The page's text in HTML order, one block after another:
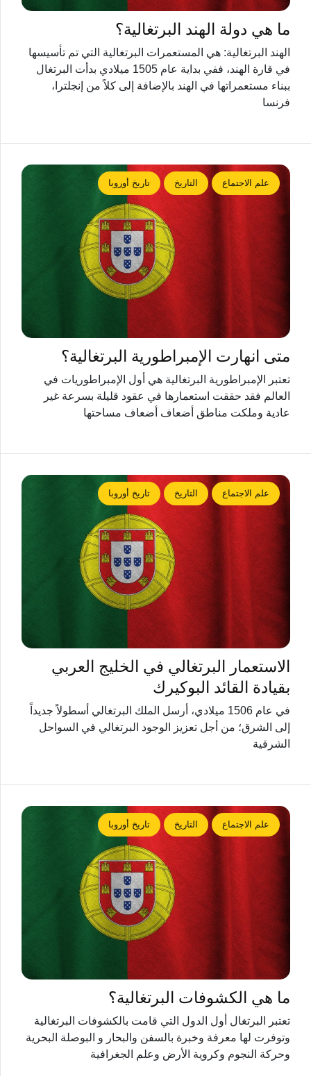
ما هي دولة الهند البرتغالية؟
الهند البرتغالية: هي المستعمرات البرتغالية التي تم تأسيسها
في قارة الهند، ففي بداية عام 1505 ميلادي بدأت البرتغال
ببناء مستعمراتها في الهند بالإضافة إلى كلاً من إنجلترا،
فرنسا
علم الاجتماع التاريخ تاريخ أوروبا
متى انهارت الإمبراطورية البرتغالية؟
تعتبر الإمبراطورية البرتغالية هي أول الإمبراطوريات في
العالم فقد حققت استعمارها في عقود قليلة بسرعة غير
عادية وملكت مناطق أضعاف أضعاف مساحتها
علم الاجتماع التاريخ تاريخ أوروبا
الاستعمار البرتغالي في الخليج العربي
بقيادة القائد البوكيرك
في عام 1506 ميلادي، أرسل الملك البرتغالي أسطولاً جديداً
إلى الشرق؛ من أجل تعزيز الوجود البرتغالي في السواحل
الشرقية
علم الاجتماع التاريخ تاريخ أوروبا
ما هي الكشوفات البرتغالية؟
تعتبر البرتغال أول الدول التي قامت بالكشوفات البرتغالية
وتوفرت لها معرفة وخبرة بالسفن والبحار و البوصلة البحرية
وحركة النجوم وكروية الأرض وعلم الجغرافية